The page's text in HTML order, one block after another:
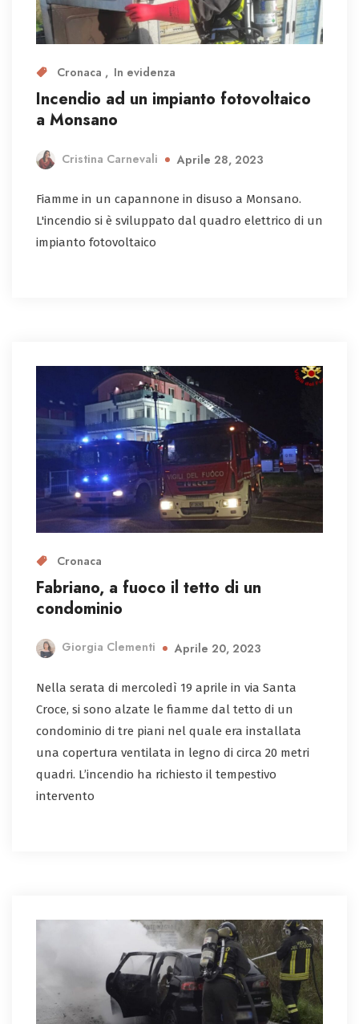
Cronaca In evidenza
Incendio ad un impianto fotovoltaico
a Monsano
Cristina Carnevali Aprile 28, 2023
Fiamme in un capannone in disuso a Monsano.
L'incendio si è sviluppato dal quadro elettrico di un
impianto fotovoltaico
Cronaca
Fabriano, a fuoco il tetto di un
condominio
Giorgia Clementi Aprile 20, 2023
Nella serata di mercoledì 19 aprile in via Santa
Croce, si sono alzate le fiamme dal tetto di un
condominio di tre piani nel quale era installata
una copertura ventilata in legno di circa 20 metri
quadri. L’incendio ha richiesto il tempestivo
intervento